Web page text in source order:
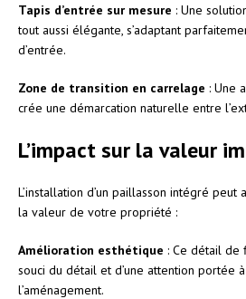
Tapis d’entrée sur mesure : Une
tout aussi élégante, s’adaptant
d’entrée.
Zone de transition en carrelage : Une
crée une démarcation naturelle entre
L’impact sur la valeur
L’installation d’un paillasson intégré
la valeur de votre propriété :
Amélioration esthétique : Ce détail de
souci du détail et d’une attention portée
l’aménagement.